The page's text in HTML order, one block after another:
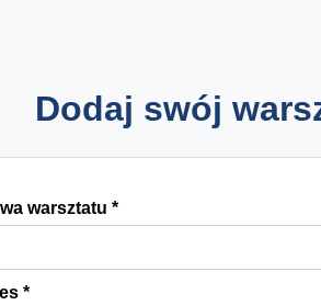
Dodaj swój
warsztatu *
*